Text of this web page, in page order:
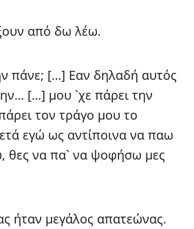
από δω λέω.
πάνε; […] Εαν δηλαδή αυτός
[…] μου `χε πάρει την
τον τράγο μου το
εγώ ως αντίποινα να παω
θες να πα` να ψοφήσω μες
ήταν μεγάλος απατεώνας.